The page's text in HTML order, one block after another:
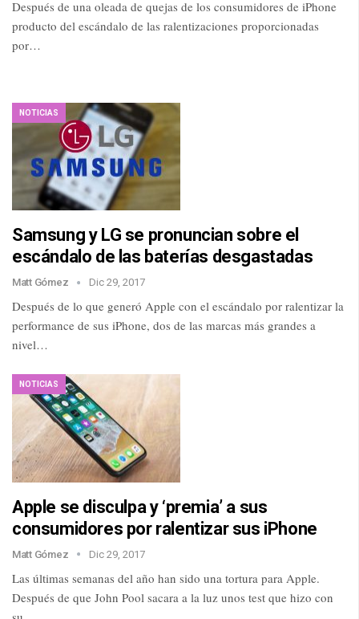
Después de una oleada de quejas de los consumidores de iPhone
producto del escándalo de las ralentizaciones proporcionadas
por…
NOTICIAS
Samsung y LG se pronuncian sobre el
escándalo de las baterías desgastadas
Matt Gómez Dic 29, 2017
Después de lo que generó Apple con el escándalo por ralentizar la
performance de sus iPhone, dos de las marcas más grandes a
nivel…
NOTICIAS
Apple se disculpa y ‘premia’ a sus
consumidores por ralentizar sus iPhone
Matt Gómez Dic 29, 2017
Las últimas semanas del año han sido una tortura para Apple.
Después de que John Pool sacara a la luz unos test que hizo con